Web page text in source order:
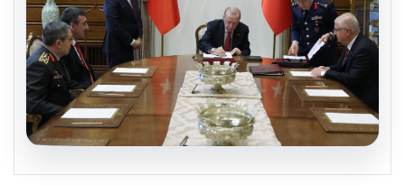
04.08.2026